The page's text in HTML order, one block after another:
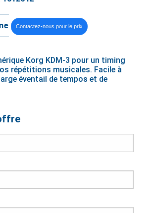
Contactez-nous pour le prix
Korg KDM-3 pour un timing
répétitions musicales. Facile à
éventail de tempos et de